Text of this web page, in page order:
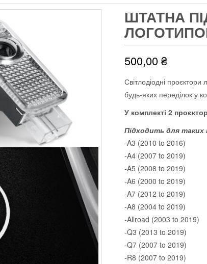
ШТАТНА
500,00₴
Світлодіодні
будь-яких переділок у
У комплекті 2
Підходить для таких
-A3 (2010 to 2016)
-A4 (2007 to 2019)
-A5 (2008 to 2019)
-A6 (2000 to 2019)
-A7 (2012 to 2019)
-A8 (2004 to 2019)
-Allroad (2003 to 2019)
-Q3 (2013 to 2019)
-Q7 (2007 to 2019)
-R8 (2007 to 2019)